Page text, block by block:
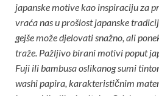
japanske motive kao inspiraciju za
vraća nas u prošlost japanske
gejše može djelovati snažno, ali
traže. Pažljivo birani motivi poput
Fuji ili bambusa oslikanog sumi
washi papira, karakterističnim